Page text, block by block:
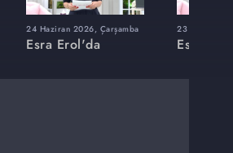
24 Haziran 2026, Çarşamba
Esra Erol'da
23 Haziran
Esra